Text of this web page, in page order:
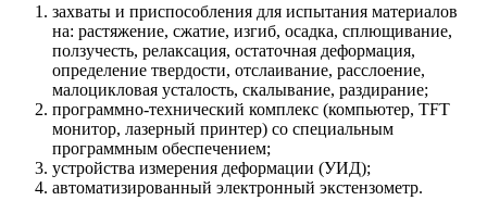
захваты и приспособления для испытания материалов
на: растяжение, сжатие, изгиб, осадка, сплющивание,
ползучесть, релаксация, остаточная деформация,
определение твердости, отслаивание, расслоение,
малоцикловая усталость, скалывание, раздирание;
программно-технический комплекс (компьютер, TFT
монитор, лазерный принтер) со специальным
программным обеспечением;
устройства измерения деформации (УИД);
автоматизированный электронный экстензометр.